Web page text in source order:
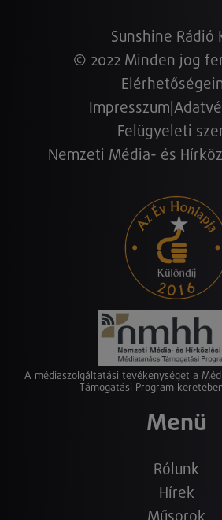
Sunshine Rádió
© 2022 Minden jog
Impresszum
Felügyeleti
Nemzeti Média- és
A médiaszolgáltatási tevékenységet a
Támogatási Program
Menü
Rólunk
Hírek